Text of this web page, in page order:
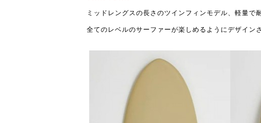
ミッドレングスの長さのツインフィンモデル、軽量で
全てのレベルのサーファーが楽しめるようにデザイン